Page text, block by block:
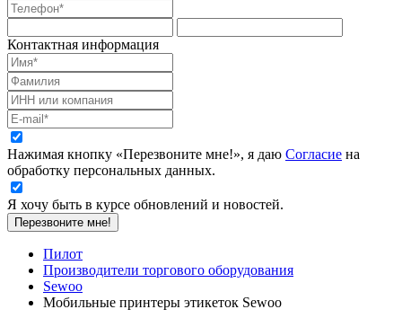
Контактная информация
Нажимая кнопку «Перезвоните мне!», я даю Согласие на
обработку персональных данных.
Я хочу быть в курсе обновлений и новостей.
Перезвоните мне!
Пилот
Производители торгового оборудования
Sewoo
Мобильные принтеры этикеток Sewoo